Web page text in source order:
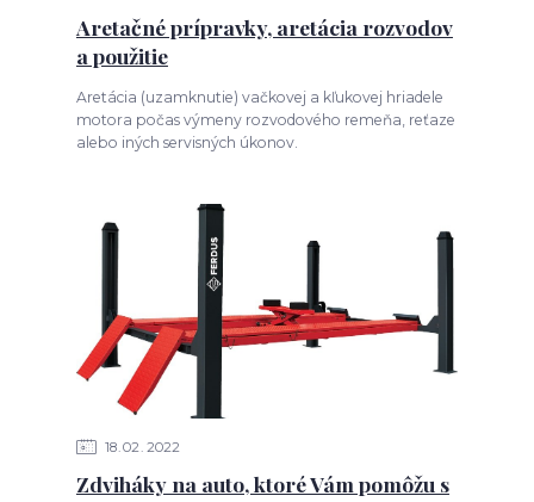
Aretačné prípravky, aretácia rozvodov
a použitie
Aretácia (uzamknutie) vačkovej a kľukovej hriadele
motora počas výmeny rozvodového remeňa, reťaze
alebo iných servisných úkonov.
18 02 2022
Zdviháky na auto, ktoré Vám pomôžu s